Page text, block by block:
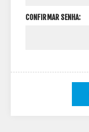
CONFIRMAR SENHA: